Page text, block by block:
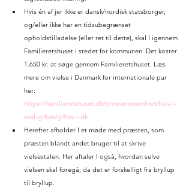
Hvis én af jer ikke er dansk/nordisk statsborger,
og/eller ikke har en tidsubegrænset
opholdstilladelse (eller ret til dette), skal I igennem
Familieretshuset i stedet for kommunen. Det koster
1.650 kr. at søge gennem Familieretshuset. Læs
mere om vielse i Danmark for internationale par
her:
https://familieretshuset.dk/proevelsesenhed/hvis-i-
skal-giftes/giftes-i-dk
Herefter afholder I et møde med præsten, som
præsten blandt andet bruger til at skrive
vielsestalen. Her aftaler I også, hvordan selve
vielsen skal foregå, da det er forskelligt fra bryllup
til bryllup.